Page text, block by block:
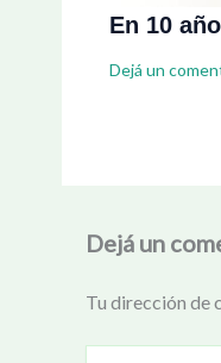
En 10
Dejá un
Dejá un
Tu dirección de